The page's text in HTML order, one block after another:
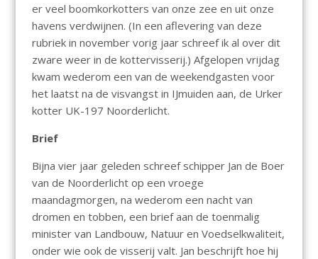
er veel boomkorkotters van onze zee en uit onze
havens verdwijnen. (In een aflevering van deze
rubriek in november vorig jaar schreef ik al over dit
zware weer in de kottervisserij.) Afgelopen vrijdag
kwam wederom een van de weekendgasten voor
het laatst na de visvangst in IJmuiden aan, de Urker
kotter UK-197 Noorderlicht.
Brief
Bijna vier jaar geleden schreef schipper Jan de Boer
van de Noorderlicht op een vroege
maandagmorgen, na wederom een nacht van
dromen en tobben, een brief aan de toenmalig
minister van Landbouw, Natuur en Voedselkwaliteit,
onder wie ook de visserij valt. Jan beschrijft hoe hij